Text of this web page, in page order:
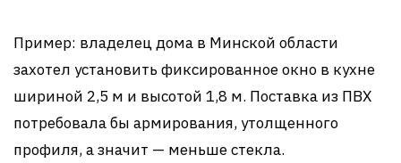
Пример: владелец дома в Минской области
захотел установить фиксированное окно в кухне
шириной 2,5 м и высотой 1,8 м. Поставка из ПВХ
потребовала бы армирования, утолщенного
профиля, а значит — меньше стекла.